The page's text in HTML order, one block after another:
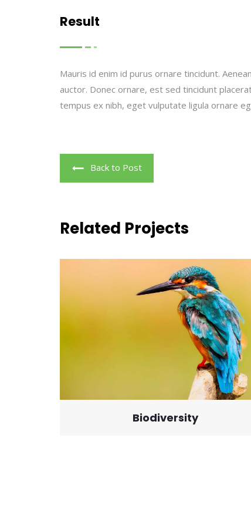
Result
Mauris id enim id purus ornare tincidunt.
auctor. Donec ornare, est sed tincidunt
tempus ex nibh, eget vulputate ligula ornare
Back to Post
Related Projects
Biodiversity